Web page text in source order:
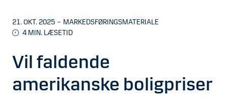
21. OKT. 2025 – MARKEDSFØRINGSMATERIALE
4 MIN. LÆSETID
Vil faldende
amerikanske boligpriser